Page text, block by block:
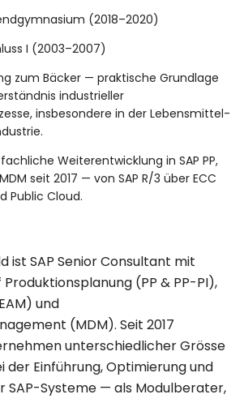
(2018–2020)
I (2003–2007)
zum Bäcker — praktische Grundlage
industrieller
insbesondere in der Lebensmittel-
Weiterentwicklung in SAP PP,
seit 2017 — von SAP R/3 über ECC
Public Cloud.
ist SAP Senior Consultant mit
(PP & PP-PI),
und
(MDM). Seit 2017
unterschiedlicher Grösse
der Einführung, Optimierung und
SAP-Systeme — als Modulberater,